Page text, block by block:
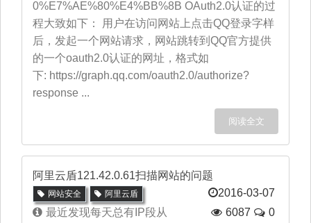
0%E7%AE%80%E4%BB%8B OAuth2.0认证的过
程大致如下： 用户在访问网站上点击QQ登录字样
后，发起一个网站请求，网站跳转到QQ官方提供
的一个oauth2.0认证的网址，格式如
下: https://graph.qq.com/oauth2.0/authorize?
response ...
阅读全文
阿里云盾121.42.0.61扫描网站的问题
2016-03-07
网站安全 阿里云盾
6087 0
最近发现每天总有IP段从